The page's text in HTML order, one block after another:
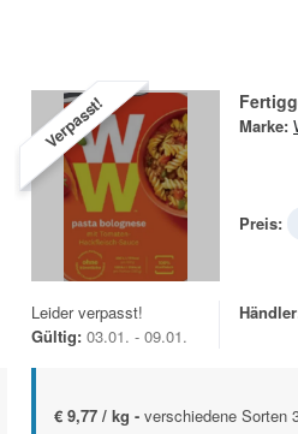
Verpasst! Marke:
Preis:
Leider verpasst!
Gültig: 03.01. - 09.01.
€ 9,77 / kg - verschiedene Sorten